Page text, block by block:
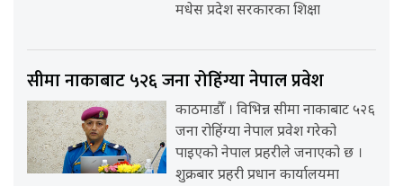
मधेस प्रदेश सरकारका शिक्षा
सीमा नाकाबाट ५२६ जना रोहिंग्या नेपाल प्रवेश
काठमाडौँ । विभिन्न सीमा नाकाबाट ५२६
जना रोहिंग्या नेपाल प्रवेश गरेको
पाइएको नेपाल प्रहरीले जनाएको छ ।
शुक्रबार प्रहरी प्रधान कार्यालयमा